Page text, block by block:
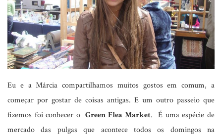
Eu e a Márcia compartilhamos muitos gostos em comum, a
começar por gostar de coisas antigas. E um outro passeio que
fizemos foi conhecer o Green Flea Market. É uma espécie de
mercado das pulgas que acontece todos os domingos na